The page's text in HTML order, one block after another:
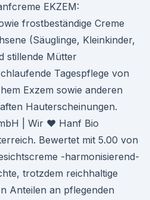
EKZEM:
frostbeständige Creme
(Säuglinge, Kleinkinder,
stillende Mütter
Tagespflege von
Exzem sowie anderen
Hauterscheinungen.
| Wir ♥ Hanf Bio
Bewertet mit 5.00 von
-harmonisierend-
trotzdem reichhaltige
Anteilen an pflegenden